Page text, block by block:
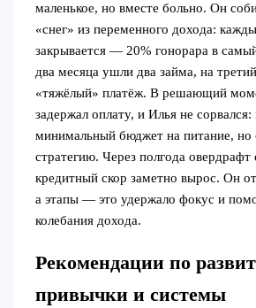
маленькое, но вместе больно. Он
«снег» из переменного дохода:
закрывается — 20% гонорара в
два месяца ушли два займа, на
«тяжёлый» платёж. В решающий
задержал оплату, и Илья не
минимальный бюджет на питание, но
стратегию. Через полгода овердрафт
кредитный скор заметно вырос. Он
а этапы — это удержало фокус и
колебания дохода.
Рекомендации по
привычки и системы